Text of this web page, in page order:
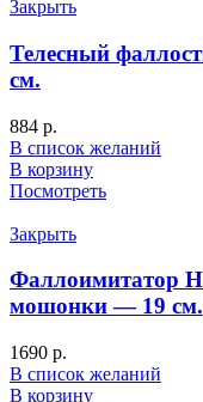
Закрыть
Телесный
см.
884 р.
В список желаний
В корзину
Посмотреть
Закрыть
Фаллоимитатор
мошонки — 19 см.
1690 р.
В список желаний
В корзину